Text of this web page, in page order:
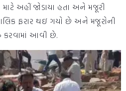
માટે અહીં જોડાયા હતા અને મજૂરી
ફરાર થઇ ગયો છે અને મજૂરોની
આવી છે.